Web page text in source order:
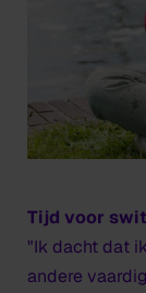
Tijd voor
"Ik dacht dat
andere